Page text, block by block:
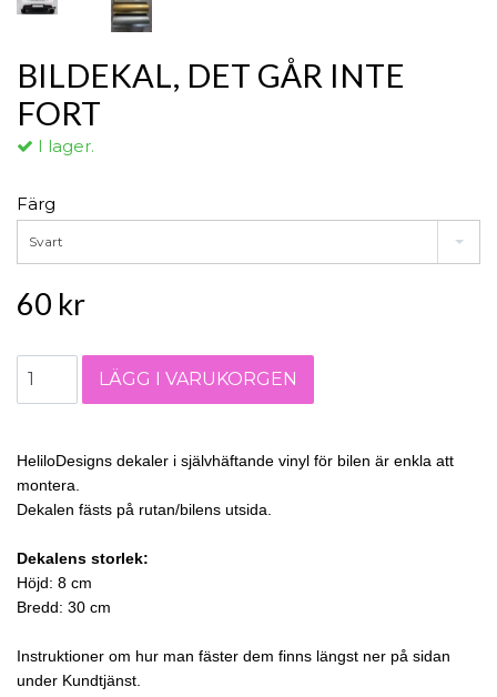
BILDEKAL, DET GÅR INTE
FORT
I lager.
Färg
Svart
60 kr
HeliloDesigns dekaler i självhäftande vinyl för bilen är enkla att
montera.
Dekalen fästs på rutan/bilens utsida.
Dekalens storlek:
Höjd: 8 cm
Bredd: 30 cm
Instruktioner om hur man fäster dem finns längst ner på sidan
under Kundtjänst.